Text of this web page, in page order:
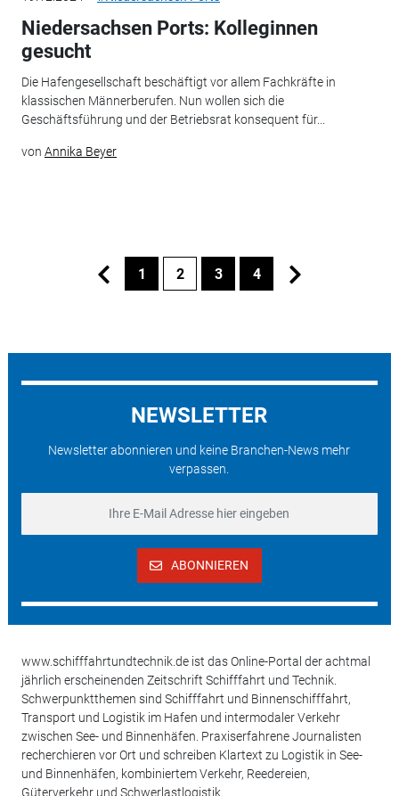
Niedersachsen Ports: Kolleginnen
gesucht
Die Hafengesellschaft beschäftigt vor allem Fachkräfte in
klassischen Männerberufen. Nun wollen sich die
Geschäftsführung und der Betriebsrat konsequent für...
von Annika Beyer
1 2 3 4
NEWSLETTER
Newsletter abonnieren und keine Branchen-News mehr
verpassen.
ABONNIEREN
www.schifffahrtundtechnik.de ist das Online-Portal der achtmal
jährlich erscheinenden Zeitschrift Schifffahrt und Technik.
Schwerpunktthemen sind Schifffahrt und Binnenschifffahrt,
Transport und Logistik im Hafen und intermodaler Verkehr
zwischen See- und Binnenhäfen. Praxiserfahrene Journalisten
recherchieren vor Ort und schreiben Klartext zu Logistik in See-
und Binnenhäfen, kombiniertem Verkehr, Reedereien,
Güterverkehr und Schwerlastlogistik.